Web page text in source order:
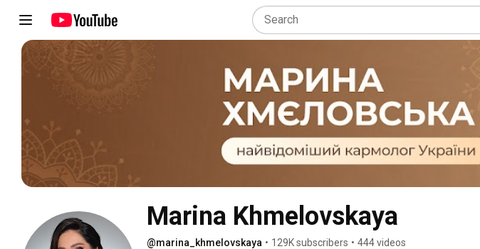
Мarina Khmelovskaya
@marina_khmelovskaya • 129K subscribers • 444 videos